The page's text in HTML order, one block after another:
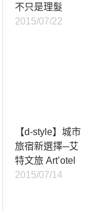
不只是理髮
2015/07/22
【d-style】城市
旅宿新選擇─艾
特文旅 Art’otel
2015/07/14